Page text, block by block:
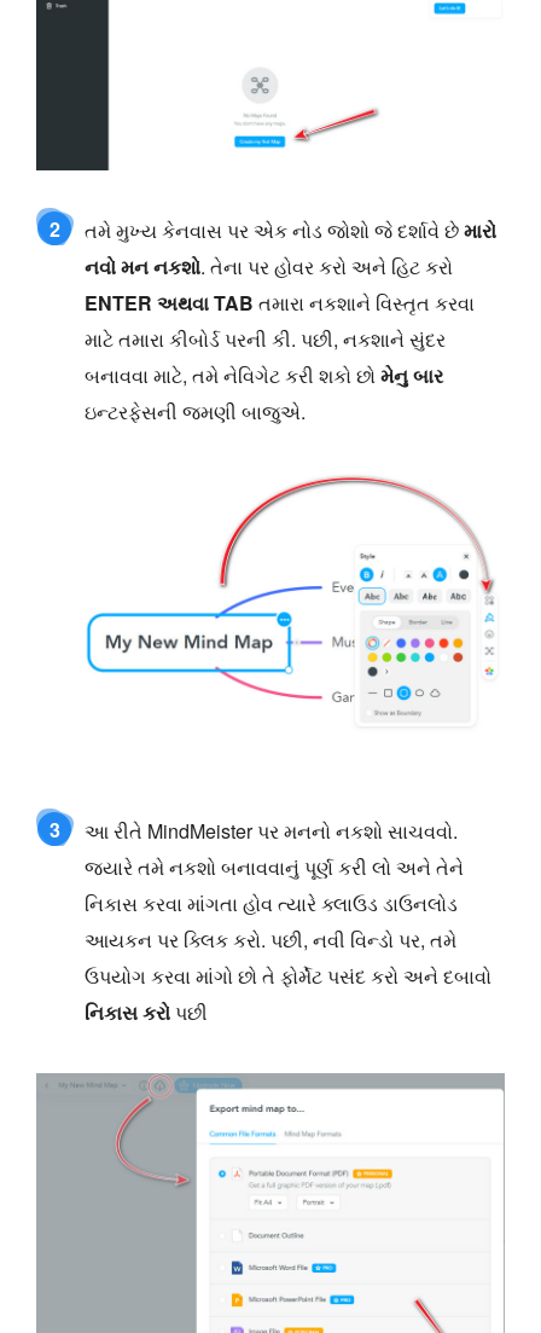
2 તમે મુખ્ય કેનવાસ પર એક નોડ જોશો જે દર્શાવે છેમારો
નવો મન નકશો. તેના પર હોવર કરો અને હિટ કરો
ENTER અથવા TAB તમારા નકશાને વિસ્તૃત કરવા
માટે તમારા કીબોર્ડ પરની કી. પછી, નકશાને સુંદર
બનાવવા માટે, તમે નેવિગેટ કરી શકો છોમેનુ બાર
ઇન્ટરફેસની જમણી બાજુએ.
3
આ રીતે MindMeister પર મનનો નકશો સાચવવો.
જ્યારે તમે નકશો બનાવવાનું પૂર્ણ કરી લો અને તેને
નિકાસ કરવા માંગતા હોવ ત્યારે ક્લાઉડ ડાઉનલોડ
આયકન પર ક્લિક કરો. પછી, નવી વિન્ડો પર, તમે
ઉપયોગ કરવા માંગો છો તે ફોર્મેટ પસંદ કરો અને દબાવો
નિકાસ કરોપછી